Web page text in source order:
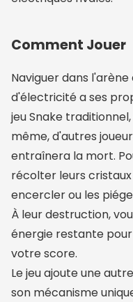
Comment Jouer
Naviguer dans
d'électricité a ses
jeu Snake
même, d'autres
entraînera la mort.
récolter leurs
encercler ou les
À leur destruction,
énergie restante
votre score.
Le jeu ajoute une
son mécanisme